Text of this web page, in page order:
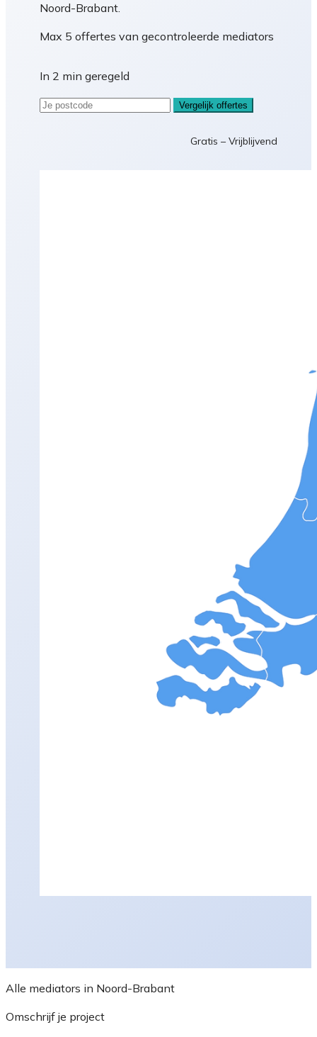
Noord-Brabant.
Max 5 offertes van gecontroleerde mediators
In 2 min geregeld
Vergelijk offertes
Gratis – Vrijblijvend
Alle mediators in Noord-Brabant
Omschrijf je project